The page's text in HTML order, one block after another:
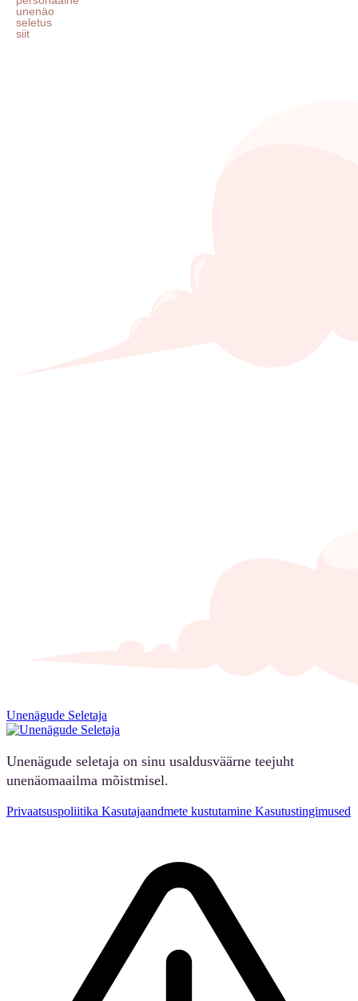
Unenägude Seletaja
Unenägude seletaja on sinu usaldusväärne teejuht
unenäomaailma mõistmisel.
Privaatsuspoliitika Kasutajaandmete kustutamine Kasutustingimused